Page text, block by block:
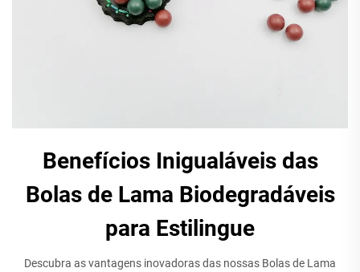
Benefícios Inigualáveis das
Bolas de Lama Biodegradáveis
para Estilingue
Descubra as vantagens inovadoras das nossas Bolas de Lama